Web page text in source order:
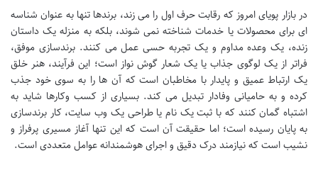
در بازار پویای امروز که رقابت حرف اول را می زند، برندها تنها به عنوان شناسه
ای برای محصولات یا خدمات شناخته نمی شوند، بلکه به منزله یک داستان
زنده، یک وعده مداوم و یک تجربه حسی عمل می کنند. برندسازی موفق،
فراتر از یک لوگوی جذاب یا یک شعار گوش نواز است؛ این فرآیند، هنر خلق
یک ارتباط عمیق و پایدار با مخاطبان است که آن ها را به سوی خود جذب
کرده و به حامیانی وفادار تبدیل می کند. بسیاری از کسب وکارها شاید به
اشتباه گمان کنند که با ثبت یک نام یا طراحی یک وب سایت، کار برندسازی
به پایان رسیده است؛ اما حقیقت آن است که این تنها آغاز مسیری پرفراز و
نشیب است که نیازمند درک دقیق و اجرای هوشمندانه عوامل متعددی است.